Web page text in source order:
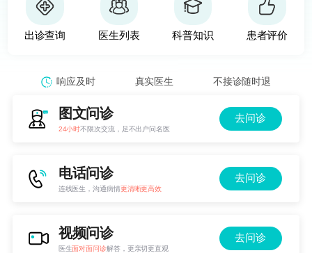
出诊查询 医生列表 科普知识 患者评价
响应及时 真实医生 不接诊随时退
图文问诊
24小时不限次交流，足不出户问名医
去问诊
电话问诊
连线医生，沟通病情更清晰更高效
去问诊
视频问诊
医生面对面问诊解答，更亲切更直观
去问诊